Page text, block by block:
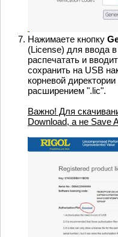
Нажимаете кнопку
(License) для ввода
распечатать и
сохранить на USB
корневой
расширением ".lic".
Важно! Для
Download, а не Save